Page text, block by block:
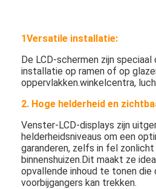
1Versatile installatie:
De LCD-schermen zijn
installatie op ramen of op
oppervlakken.winkelcentra,
2. Hoge helderheid en
Venster-LCD-displays zijn
helderheidsniveaus om een
garanderen, zelfs in fel
binnenshuizen.Dit maakt ze
opvallende inhoud te tonen die
voorbijgangers kan trekken.